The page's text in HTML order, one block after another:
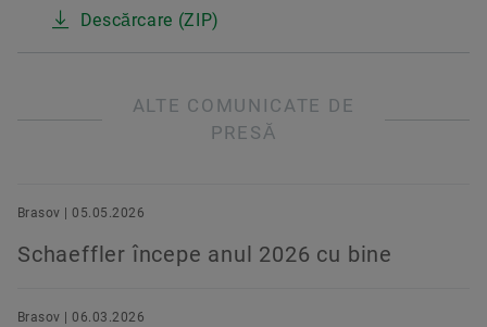
Descărcare (ZIP)
ALTE COMUNICATE DE
PRESĂ
Brasov | 05.05.2026
Schaeffler începe anul 2026 cu bine
Brasov | 06.03.2026